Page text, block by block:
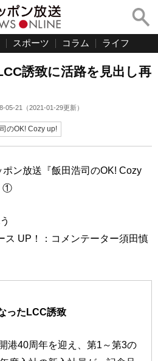
スポーツ コラム ライフ
誘致に活路を見出し再
05-21 （2021-01-29更新）
のOK! Cozy up!
ン放送『飯田浩司のOK! Cozy
①
UP！：コメンテーター須田慎
ったLCC誘致
港40周年を迎え、第1～第3の